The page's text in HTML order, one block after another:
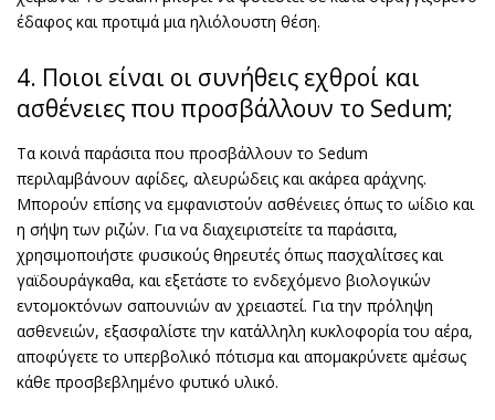
έδαφος και προτιμά μια ηλιόλουστη θέση.
4. Ποιοι είναι οι συνήθεις εχθροί και
ασθένειες που προσβάλλουν το Sedum;
Τα κοινά παράσιτα που προσβάλλουν το Sedum
περιλαμβάνουν αφίδες, αλευρώδεις και ακάρεα αράχνης.
Μπορούν επίσης να εμφανιστούν ασθένειες όπως το ωίδιο και
η σήψη των ριζών. Για να διαχειριστείτε τα παράσιτα,
χρησιμοποιήστε φυσικούς θηρευτές όπως πασχαλίτσες και
γαϊδουράγκαθα, και εξετάστε το ενδεχόμενο βιολογικών
εντομοκτόνων σαπουνιών αν χρειαστεί. Για την πρόληψη
ασθενειών, εξασφαλίστε την κατάλληλη κυκλοφορία του αέρα,
αποφύγετε το υπερβολικό πότισμα και απομακρύνετε αμέσως
κάθε προσβεβλημένο φυτικό υλικό.